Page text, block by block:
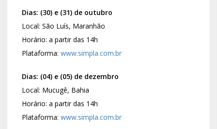
Dias: (30) e (31) de outubro
Local: São Luís, Maranhão
Horário: a partir das 14h
Plataforma: www.simpla.com.br
Dias: (04) e (05) de dezembro
Local: Mucugê, Bahia
Horário: a partir das 14h
Plataforma: www.simpla.com.br